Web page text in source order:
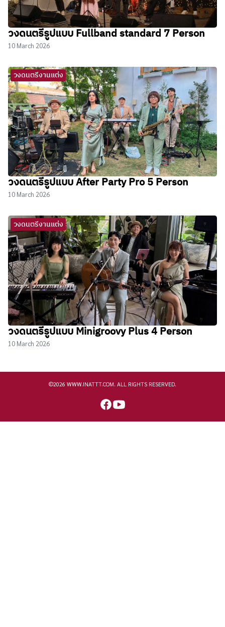
วงดนตรีรูปแบบ Fullband standard 7 Person
10 March 2026
วงดนตรีงานแต่ง
วงดนตรีรูปแบบ After Party Pro 5 Person
10 March 2026
วงดนตรีงานแต่ง
วงดนตรีรูปแบบ Minigroovy Plus 4 Person
10 March 2026
©2026 WWW.INATTT.COM. ALL RIGHTS RESERVED.